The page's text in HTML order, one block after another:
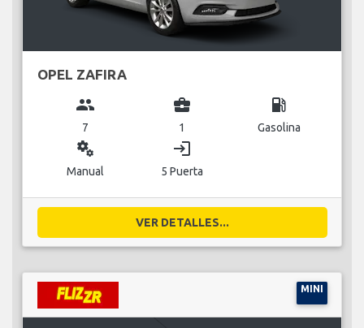
OPEL ZAFIRA
group
7
business_center
1
local_gas_station
Gasolina
miscellaneous_services
Manual
login
5 Puerta
VER DETALLES...
MINI